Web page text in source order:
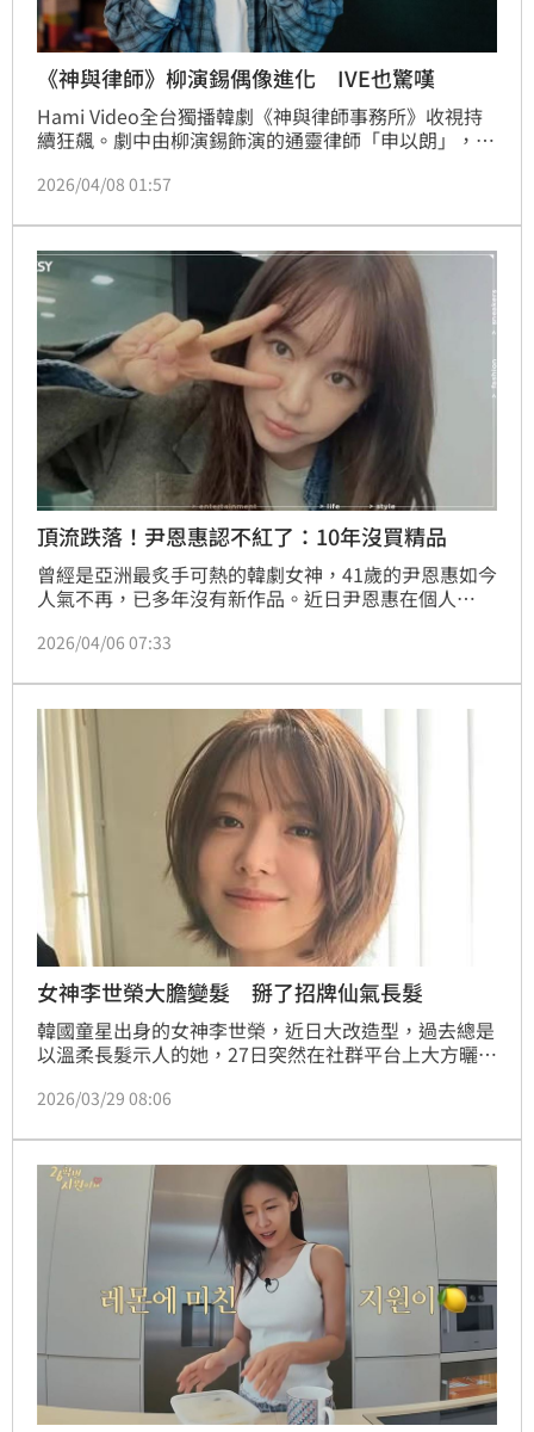
《神與律師》柳演錫偶像進化 IVE也驚嘆
Hami Video全台獨播韓劇《神與律師事務所》收視持
續狂飆。劇中由柳演錫飾演的通靈律師「申以朗」，因
片段，一播出立刻在社群瘋傳、掀起洗版級討論。連
「連臉部表情都超到位。」
2026/04/08 01:57
頂流跌落！尹恩惠認不紅了：10年沒買精品
曾經是亞洲最炙手可熱的韓劇女神，41歲的尹恩惠如今
人氣不再，已多年沒有新作品。近日尹恩惠在個人
感到痛苦時」，在影片中她少見地坦承自己曾因人氣下
也因此學會了珍惜當下。
2026/04/06 07:33
女神李世榮大膽變髮 掰了招牌仙氣長髮
韓國童星出身的女神李世榮，近日大改造型，過去總是
以溫柔長髮示人的她，27日突然在社群平台上大方曬出
了俐落的「及耳短髮」，照片一出立刻讓大批粉絲驚
2026/03/29 08:06